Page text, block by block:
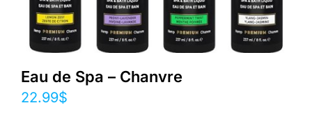
Eau de Spa – Chanvre
22.99$